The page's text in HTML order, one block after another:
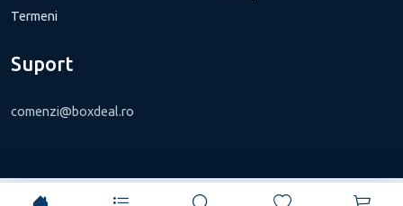
Termeni
Suport
comenzi@boxdeal.ro